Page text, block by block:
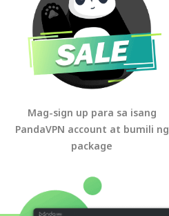
Mag-sign up para sa isang
PandaVPN account at bumili ng
package